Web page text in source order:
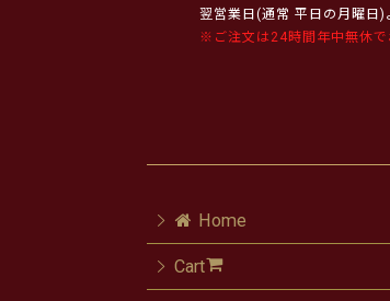
翌営業日(通常 平日の月曜日)
※ご注文は24時間年中無休で
Home
Cart